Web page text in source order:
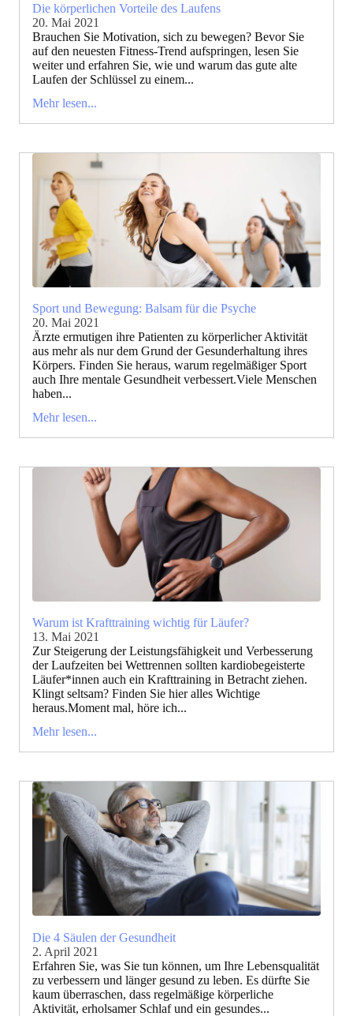
Die körperlichen Vorteile des Laufens
20. Mai 2021
Brauchen Sie Motivation, sich zu bewegen? Bevor Sie
auf den neuesten Fitness-Trend aufspringen, lesen Sie
weiter und erfahren Sie, wie und warum das gute alte
Laufen der Schlüssel zu einem...
Mehr lesen...
Sport und Bewegung: Balsam für die Psyche
20. Mai 2021
Ärzte ermutigen ihre Patienten zu körperlicher Aktivität
aus mehr als nur dem Grund der Gesunderhaltung ihres
Körpers. Finden Sie heraus, warum regelmäßiger Sport
auch Ihre mentale Gesundheit verbessert.Viele Menschen
haben...
Mehr lesen...
Warum ist Krafttraining wichtig für Läufer?
13. Mai 2021
Zur Steigerung der Leistungsfähigkeit und Verbesserung
der Laufzeiten bei Wettrennen sollten kardiobegeisterte
Läufer*innen auch ein Krafttraining in Betracht ziehen.
Klingt seltsam? Finden Sie hier alles Wichtige
heraus.Moment mal, höre ich...
Mehr lesen...
Die 4 Säulen der Gesundheit
2. April 2021
Erfahren Sie, was Sie tun können, um Ihre Lebensqualität
zu verbessern und länger gesund zu leben. Es dürfte Sie
kaum überraschen, dass regelmäßige körperliche
Aktivität, erholsamer Schlaf und ein gesundes...